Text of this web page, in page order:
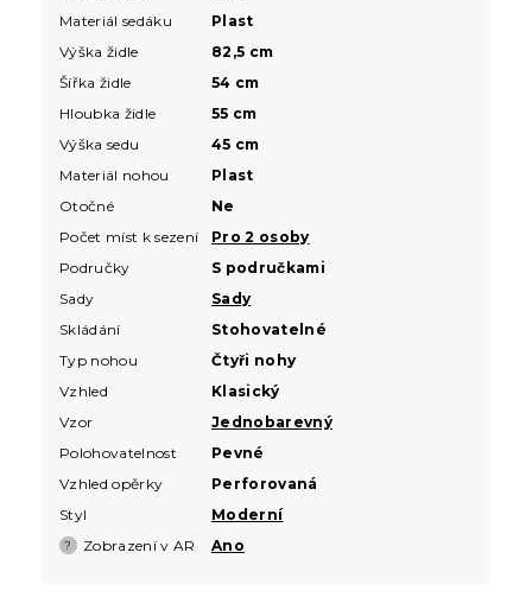
Materiál sedáku
Plast
Výška židle
82,5 cm
Šířka židle
54 cm
Hloubka židle
55 cm
Výška sedu
45 cm
Materiál nohou
Plast
Otočné
Ne
Počet míst k sezení
Pro 2 osoby
Područky
S područkami
Sady
Sady
Skládání
Stohovatelné
Typ nohou
Čtyři nohy
Vzhled
Klasický
Vzor
Jednobarevný
Polohovatelnost
Pevné
Vzhled opěrky
Perforovaná
Styl
Moderní
? Zobrazení v AR Ano